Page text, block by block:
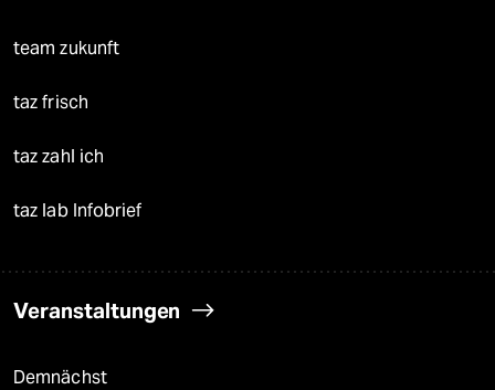
team zukunft
taz frisch
taz zahl ich
taz lab Infobrief
Veranstaltungen
Demnächst